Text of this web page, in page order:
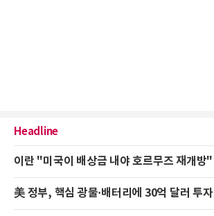
Headline
이란 "미국이 배상금 내야 호르무즈 재개방"
美 정부, 핵심 광물·배터리에 30억 달러 투자